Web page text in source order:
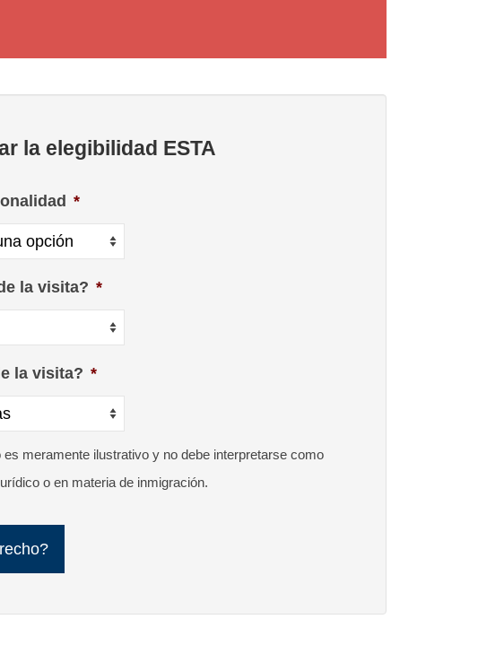
la elegibilidad ESTA
*
la visita? *
la visita? *
meramente ilustrativo y no debe interpretarse como
o en materia de inmigración.